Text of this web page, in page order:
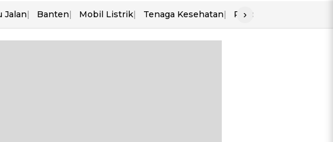
Jalan Banten Mobil Listrik Tenaga Kesehatan Piala Aff 2026
›